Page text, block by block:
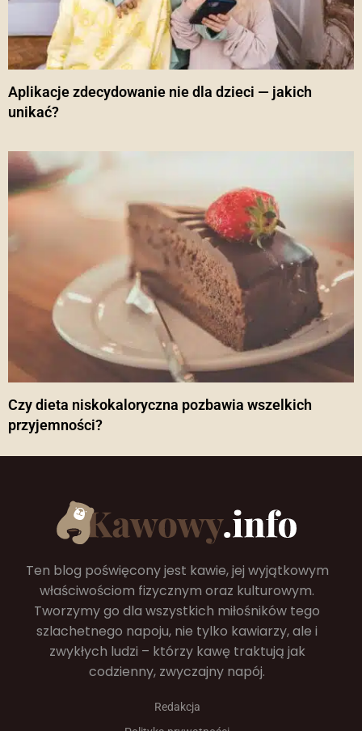
Aplikacje zdecydowanie nie dla dzieci — jakich
unikać?
Czy dieta niskokaloryczna pozbawia wszelkich
przyjemności?
Ten blog poświęcony jest kawie, jej wyjątkowym
właściwościom fizycznym oraz kulturowym.
Tworzymy go dla wszystkich miłośników tego
szlachetnego napoju, nie tylko kawiarzy, ale i
zwykłych ludzi – którzy kawę traktują jak
codzienny, zwyczajny napój.
Redakcja